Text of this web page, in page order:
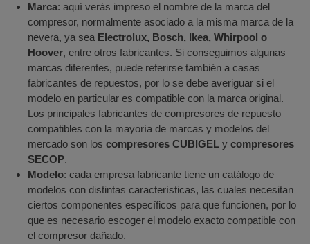
Marca: aquí verás impreso el nombre de la marca del
compresor, normalmente asociado a la misma marca de la
nevera, ya sea Electrolux, Bosch, Ikea, Whirpool o
Hoover, entre otros fabricantes. Si conseguimos algunas
marcas diferentes, puede referirse también a casas
fabricantes de repuestos, por lo se debe averiguar si el
modelo en particular es compatible con la marca original.
Los principales fabricantes de compresores de repuesto
compatibles con la mayoría de marcas y modelos del
mercado son los compresores CUBIGEL y compresores
SECOP.
Modelo: cada empresa fabricante tiene un catálogo de
modelos con distintas características, las cuales necesitan
ciertos componentes específicos para que funcionen, por lo
que es necesario escoger el modelo exacto compatible con
el compresor dañado.